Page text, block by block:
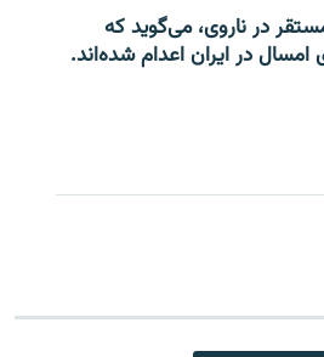
در ناروی، می‌گوید که